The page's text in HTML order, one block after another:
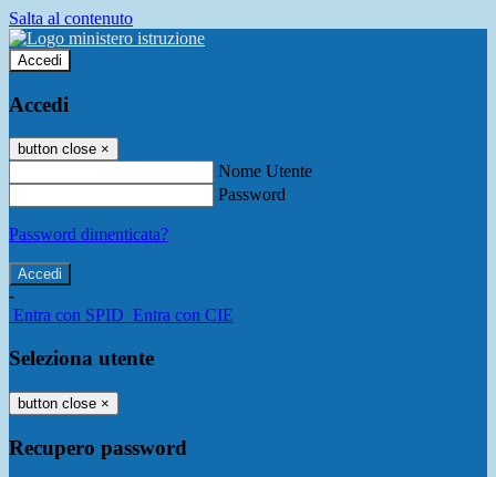
Salta al contenuto
Accedi
Accedi
button close ×
Nome Utente
Password
Password dimenticata?
-
Entra con SPID Entra con CIE
Seleziona utente
button close ×
Recupero password